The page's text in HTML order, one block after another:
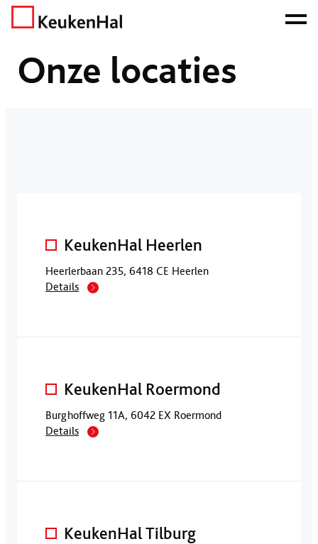
Home Locaties
Onze locaties
KeukenHal Heerlen
Heerlerbaan 235, 6418 CE Heerlen
Details
KeukenHal Roermond
Burghoffweg 11A, 6042 EX Roermond
Details
KeukenHal Tilburg